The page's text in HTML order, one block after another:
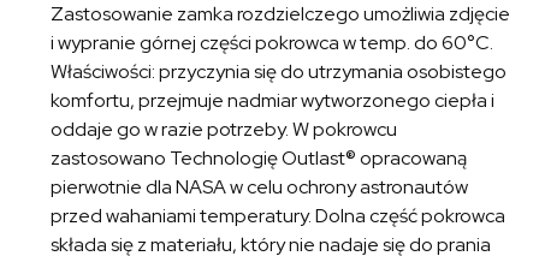
Zastosowanie zamka rozdzielczego umożliwia zdjęcie
i wypranie górnej części pokrowca w temp. do 60°C.
Właściwości: przyczynia się do utrzymania osobistego
komfortu, przejmuje nadmiar wytworzonego ciepła i
oddaje go w razie potrzeby. W pokrowcu
zastosowano Technologię Outlast® opracowaną
pierwotnie dla NASA w celu ochrony astronautów
przed wahaniami temperatury. Dolna część pokrowca
składa się z materiału, który nie nadaje się do prania